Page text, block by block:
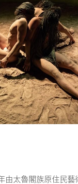
由太魯閣族原住民